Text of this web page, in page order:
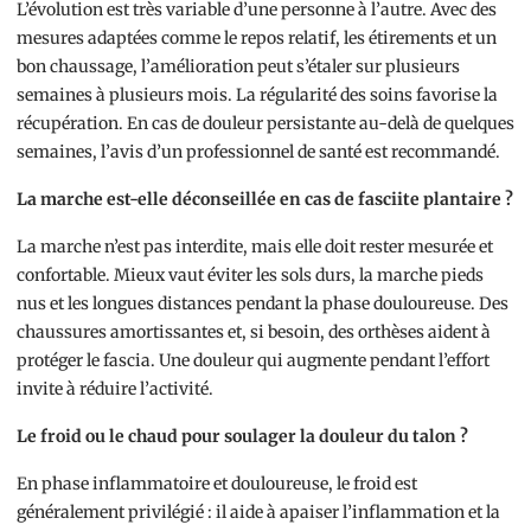
L’évolution est très variable d’une personne à l’autre. Avec des
mesures adaptées comme le repos relatif, les étirements et un
bon chaussage, l’amélioration peut s’étaler sur plusieurs
semaines à plusieurs mois. La régularité des soins favorise la
récupération. En cas de douleur persistante au-delà de quelques
semaines, l’avis d’un professionnel de santé est recommandé.
La marche est-elle déconseillée en cas de fasciite plantaire ?
La marche n’est pas interdite, mais elle doit rester mesurée et
confortable. Mieux vaut éviter les sols durs, la marche pieds
nus et les longues distances pendant la phase douloureuse. Des
chaussures amortissantes et, si besoin, des orthèses aident à
protéger le fascia. Une douleur qui augmente pendant l’effort
invite à réduire l’activité.
Le froid ou le chaud pour soulager la douleur du talon ?
En phase inflammatoire et douloureuse, le froid est
généralement privilégié : il aide à apaiser l’inflammation et la